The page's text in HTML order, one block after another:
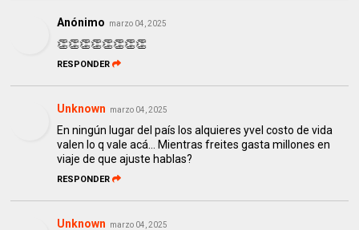
Anónimo marzo 04, 2025
👏👏👏👏👏👏👏👏
RESPONDER
Unknown marzo 04, 2025
En ningún lugar del país los alquieres yvel costo de vida
valen lo q vale acá... Mientras freites gasta millones en
viaje de que ajuste hablas?
RESPONDER
Unknown marzo 04, 2025